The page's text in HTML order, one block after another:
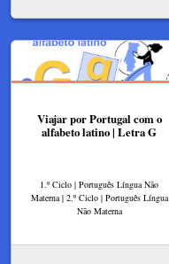
Viajar por Portugal com o
alfabeto latino | Letra G
1.º Ciclo | Português Língua Não
Materna | 2.º Ciclo | Português Língua
Não Materna